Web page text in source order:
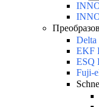
EKF
ESQ
Fuji-